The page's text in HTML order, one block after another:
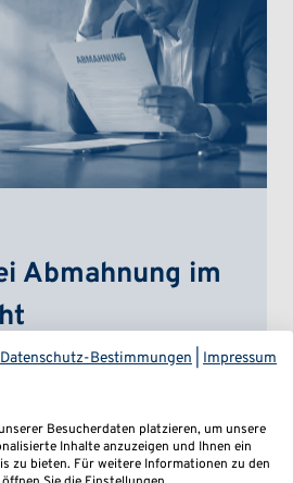
Abmahnung im
es vor, dass vor einer
erfolgt. Die
Arbeitnehmende ist
aus
Datenschutz-Bestimmungen Impressum
Besucherdaten platzieren, um unsere
Inhalte anzuzeigen und Ihnen ein
zu bieten. Für weitere Informationen zu den